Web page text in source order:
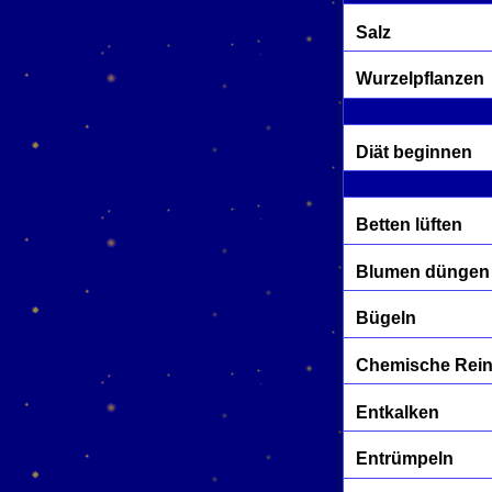
Salz
Wurzelpflanzen
Diät beginnen
Betten lüften
Blumen düngen
Bügeln
Chemische
Entkalken
Entrümpeln